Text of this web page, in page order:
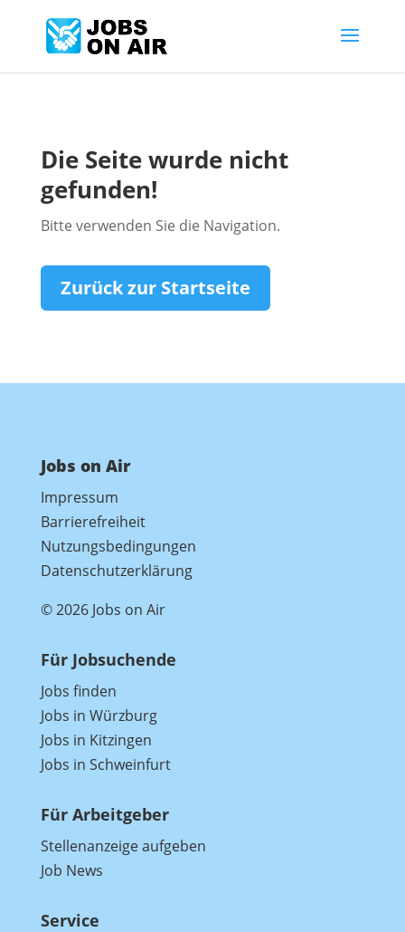
Die Seite wurde nicht
gefunden!
Bitte verwenden Sie die Navigation.
Zurück zur Startseite
Jobs on Air
Impressum
Barrierefreiheit
Nutzungsbedingungen
Datenschutzerklärung
© 2026 Jobs on Air
Für Jobsuchende
Jobs finden
Jobs in Würzburg
Jobs in Kitzingen
Jobs in Schweinfurt
Für Arbeitgeber
Stellenanzeige aufgeben
Job News
Service